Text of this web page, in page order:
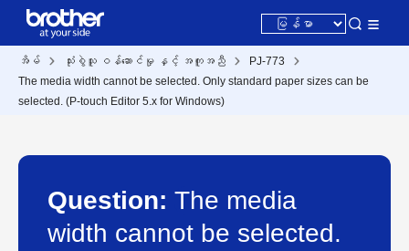
အိမ် သုံးစွဲသူ ဝန်ဆောင်မှု နှင့် အကူအညီ
PJ-773
The media width cannot be selected. Only standard paper sizes can be
selected. (P-touch Editor 5.x for Windows)
Question: The media
width cannot be selected.